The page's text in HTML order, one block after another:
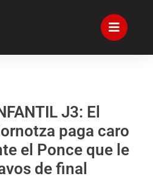
J3: El
paga caro
el Ponce que le
de final